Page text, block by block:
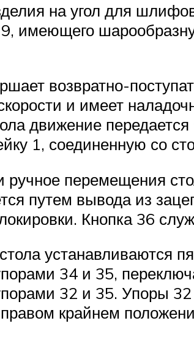
на угол для
имеющего
возвратно-
и имеет
движение
1, соединенную со
ручное перемещения
путем вывода из
Кнопка 36
устанавливаются
34 и 35,
32 и 35. Упоры
крайнем